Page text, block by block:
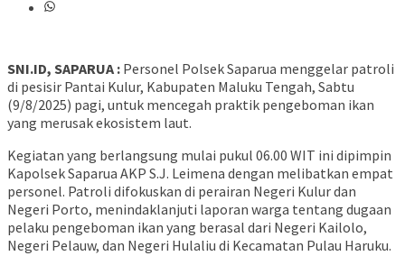
SNI.ID, SAPARUA : Personel Polsek Saparua menggelar patroli
di pesisir Pantai Kulur, Kabupaten Maluku Tengah, Sabtu
(9/8/2025) pagi, untuk mencegah praktik pengeboman ikan
yang merusak ekosistem laut.
Kegiatan yang berlangsung mulai pukul 06.00 WIT ini dipimpin
Kapolsek Saparua AKP S.J. Leimena dengan melibatkan empat
personel. Patroli difokuskan di perairan Negeri Kulur dan
Negeri Porto, menindaklanjuti laporan warga tentang dugaan
pelaku pengeboman ikan yang berasal dari Negeri Kailolo,
Negeri Pelauw, dan Negeri Hulaliu di Kecamatan Pulau Haruku.